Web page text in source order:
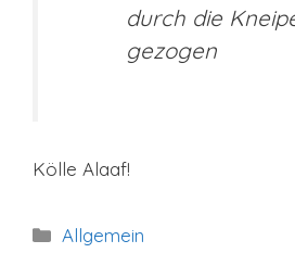
durch die
gezogen
Kölle Alaaf!
Kategorien
Allgemein